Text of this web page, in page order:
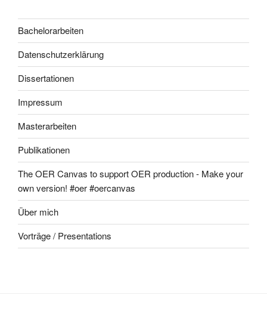
Bachelorarbeiten
Datenschutzerklärung
Dissertationen
Impressum
Masterarbeiten
Publikationen
The OER Canvas to support OER production - Make your
own version! #oer #oercanvas
Über mich
Vorträge / Presentations